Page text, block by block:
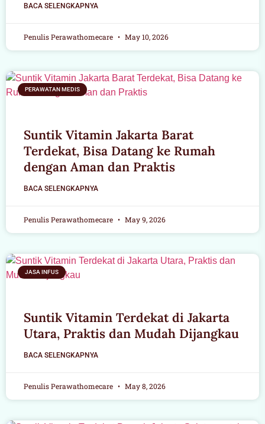
BACA SELENGKAPNYA
Penulis Perawathomecare May 10, 2026
PERAWATAN MEDIS
Suntik Vitamin Jakarta Barat
Terdekat, Bisa Datang ke Rumah
dengan Aman dan Praktis
BACA SELENGKAPNYA
Penulis Perawathomecare May 9, 2026
JASA INFUS
Suntik Vitamin Terdekat di Jakarta
Utara, Praktis dan Mudah Dijangkau
BACA SELENGKAPNYA
Penulis Perawathomecare May 8, 2026